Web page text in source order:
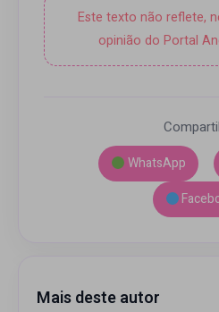
Este texto não reflete,
opinião do Portal
WhatsApp
Mais deste autor